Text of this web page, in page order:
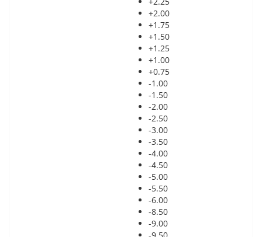
+2.00
+1.75
+1.50
+1.25
+1.00
+0.75
-1.00
-1.50
-2.00
-2.50
-3.00
-3.50
-4.00
-4.50
-5.00
-5.50
-6.00
-8.50
-9.00
-9.50